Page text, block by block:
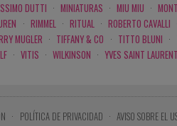
DUTTI · MINIATURAS · MIU MIU ·
· RIMMEL · RITUAL · ROBERTO CAVALLI
MUGLER · TIFFANY & CO · TITTO BLUNI ·
· VITIS · WILKINSON · YVES SAINT LAURENT
· POLÍTICA DE PRIVACIDAD · AVISO SOBRE EL